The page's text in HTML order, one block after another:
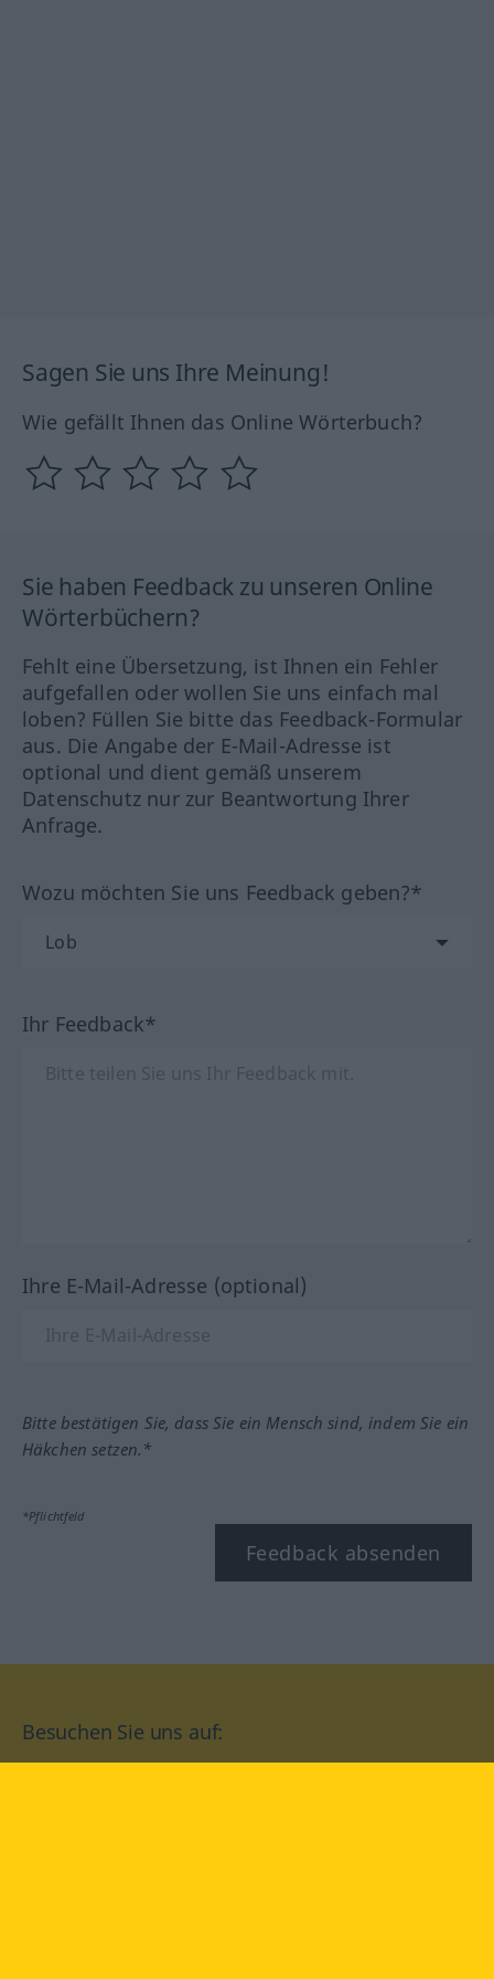
Sagen Sie uns Ihre Meinung!
Wie gefällt Ihnen das Online Wörterbuch?
Sie haben Feedback zu unseren Online
Wörterbüchern?
Fehlt eine Übersetzung, ist Ihnen ein Fehler
aufgefallen oder wollen Sie uns einfach mal
loben? Füllen Sie bitte das Feedback-Formular
aus. Die Angabe der E-Mail-Adresse ist
optional und dient gemäß unserem
Datenschutz nur zur Beantwortung Ihrer
Anfrage.
Wozu möchten Sie uns Feedback geben?*
Ihr Feedback*
Ihre E-Mail-Adresse (optional)
Bitte bestätigen Sie, dass Sie ein Mensch sind, indem Sie ein
Häkchen setzen.*
*Pflichtfeld
Feedback absenden
Besuchen Sie uns auf: